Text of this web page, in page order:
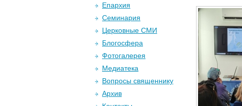
Епархия
Семинария
Церковные СМИ
Блогосфера
Фотогалерея
Медиатека
Вопросы священнику
Архив